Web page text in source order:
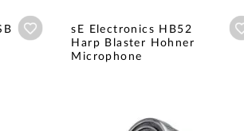
Añadir a wishlist
sE Electronics HB52
Harp Blaster Hohner
Microphone